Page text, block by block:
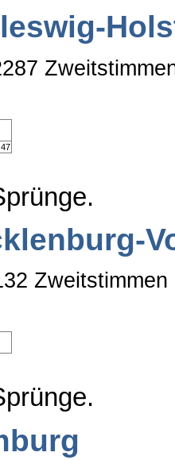
47
Zweitstimmen